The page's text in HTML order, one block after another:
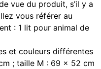
vue du produit, s’il y a
vous référer au
: 1 lit pour animal de
et couleurs différentes
; taille M : 69 x 52 cm